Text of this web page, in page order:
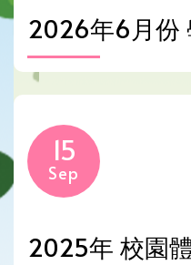
2026年6月份
15
Sep
2025年 校園